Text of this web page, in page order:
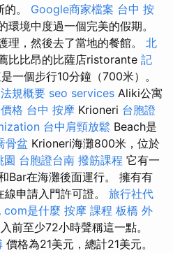
。 Google商家檔案 台中 按
環境中度過一個完美的假期。
理，然後去了當地的餐館。 北
比比昂的比薩店ristorante 記
一個步行10分鐘（700米）。
規概要 seo services Aliki公寓
格 台中 按摩 Krioneri 台胞證
台中肩頸放鬆 Beach是
骨盆 Krioneri海灘800米，位於
園 台胞證台南 撥筋課程 它有一
Bar在海灘後面運行。 擁有有
申請入門許可證。 旅行社代
com是什麼 按摩 課程 板橋 外
前至少72小時聲稱這一點。
價格為21美元，總計21美元。